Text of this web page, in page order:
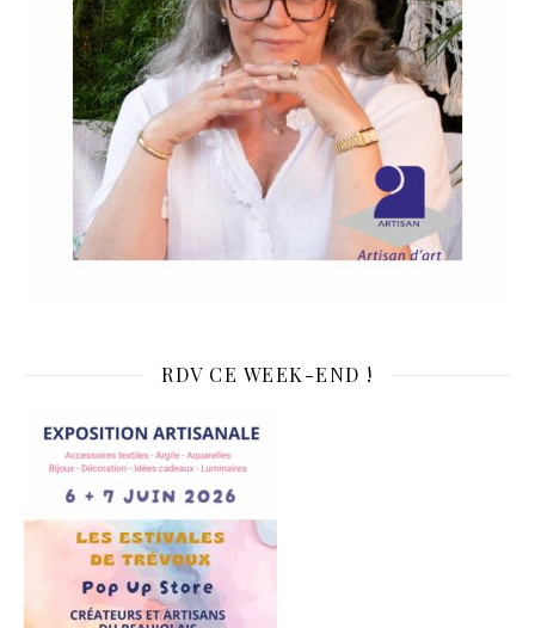
RDV CE WEEK-END !